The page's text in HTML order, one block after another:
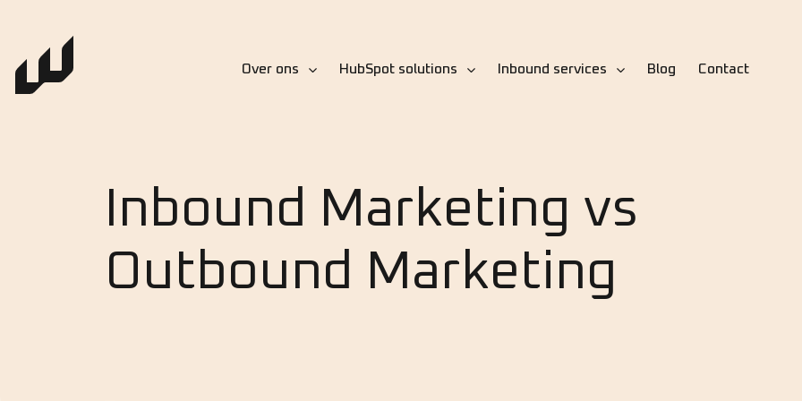
Over ons HubSpot solutions Inbound services Blog Contact
Inbound Marketing vs
Outbound Marketing